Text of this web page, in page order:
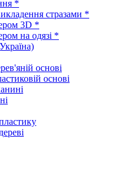
*
стразами *
3D *
на одязі *
основі
основі